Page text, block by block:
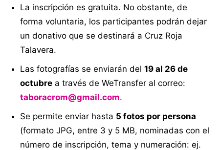
La inscripción es gratuita. No obstante, de
forma voluntaria, los participantes podrán dejar
un donativo que se destinará a Cruz Roja
Talavera.
Las fotografías se enviarán del 19 al 26 de
octubre a través de WeTransfer al correo:
taboracrom@gmail.com.
Se permite enviar hasta 5 fotos por persona
(formato JPG, entre 3 y 5 MB, nominadas con el
número de inscripción, tema y numeración: ej.